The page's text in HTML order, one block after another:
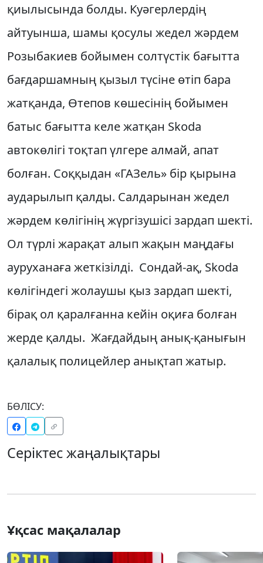
қиылысында болды. Куәгерлердің
айтуынша, шамы қосулы жедел жәрдем
Розыбакиев бойымен солтүстік бағытта
бағдаршамның қызыл түсіне өтіп бара
жатқанда, Өтепов көшесінің бойымен
батыс бағытта келе жатқан Skoda
автокөлігі тоқтап үлгере алмай, апат
болған. Соққыдан «ГАЗель» бір қырына
аударылып қалды. Салдарынан жедел
жәрдем көлігінің жүргізушісі зардап шекті.
Ол түрлі жарақат алып жақын маңдағы
ауруханаға жеткізілді. Сондай-ақ, Skoda
көлігіндегі жолаушы қыз зардап шекті,
бірақ ол қаралғанна кейін оқиға болған
жерде қалды. Жағдайдың анық-қанығын
қалалық полицейлер анықтап жатыр.
БӨЛІСУ:
Серіктес жаңалықтары
Ұқсас мақалалар